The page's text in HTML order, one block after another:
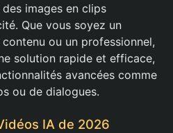
images en clips
Que vous soyez un
ou un professionnel,
solution rapide et efficace,
avancées comme
ou de dialogues.
IA de 2026